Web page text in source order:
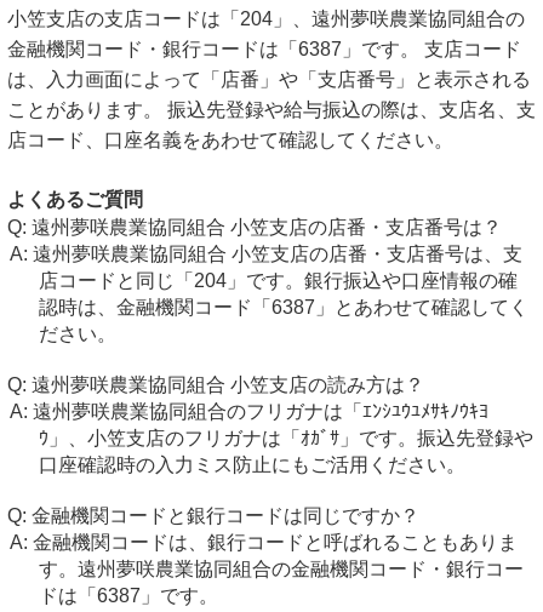
小笠支店の支店コードは「204」、遠州夢咲農業協同組合の
金融機関コード・銀行コードは「6387」です。 支店コード
は、入力画面によって「店番」や「支店番号」と表示される
ことがあります。 振込先登録や給与振込の際は、支店名、支
店コード、口座名義をあわせて確認してください。
よくあるご質問
遠州夢咲農業協同組合 小笠支店の店番・支店番号は？
遠州夢咲農業協同組合 小笠支店の店番・支店番号は、支
店コードと同じ「204」です。銀行振込や口座情報の確
認時は、金融機関コード「6387」とあわせて確認してく
ださい。
遠州夢咲農業協同組合 小笠支店の読み方は？
遠州夢咲農業協同組合のフリガナは「ｴﾝｼﾕｳﾕﾒｻｷﾉｳｷﾖ
ｳ」、小笠支店のフリガナは「ｵｶﾞｻ」です。振込先登録や
口座確認時の入力ミス防止にもご活用ください。
金融機関コードと銀行コードは同じですか？
金融機関コードは、銀行コードと呼ばれることもありま
す。遠州夢咲農業協同組合の金融機関コード・銀行コー
ドは「6387」です。